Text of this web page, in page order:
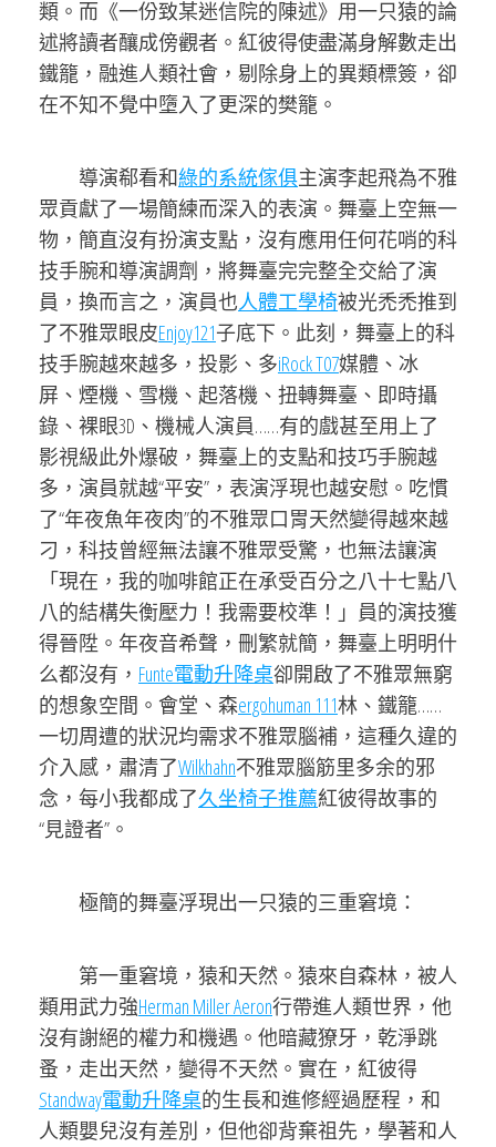
類。而《一份致某迷信院的陳述》用一只猿的論
述將讀者釀成傍觀者。紅彼得使盡滿身解數走出
鐵籠，融進人類社會，剔除身上的異類標簽，卻
在不知不覺中墮入了更深的樊籠。
導演郗看和綠的系統傢俱主演李起飛為不雅
眾貢獻了一場簡練而深入的表演。舞臺上空無一
物，簡直沒有扮演支點，沒有應用任何花哨的科
技手腕和導演調劑，將舞臺完完整全交給了演
員，換而言之，演員也人體工學椅被光禿禿推到
了不雅眾眼皮Enjoy121子底下。此刻，舞臺上的科
技手腕越來越多，投影、多iRock T07媒體、冰
屏、煙機、雪機、起落機、扭轉舞臺、即時攝
錄、裸眼3D、機械人演員……有的戲甚至用上了
影視級此外爆破，舞臺上的支點和技巧手腕越
多，演員就越“平安”，表演浮現也越安慰。吃慣
了“年夜魚年夜肉”的不雅眾口胃天然變得越來越
刁，科技曾經無法讓不雅眾受驚，也無法讓演
「現在，我的咖啡館正在承受百分之八十七點八
八的結構失衡壓力！我需要校準！」員的演技獲
得晉陞。年夜音希聲，刪繁就簡，舞臺上明明什
么都沒有， Funte電動升降桌卻開啟了不雅眾無窮
的想象空間。會堂、森ergohuman 111林、鐵籠……
一切周遭的狀況均需求不雅眾腦補，這種久違的
介入感，肅清了Wilkhahn不雅眾腦筋里多余的邪
念，每小我都成了久坐椅子推薦紅彼得故事的
“見證者”。
極簡的舞臺浮現出一只猿的三重窘境：
第一重窘境，猿和天然。猿來自森林，被人
類用武力強Herman Miller Aeron行帶進人類世界，他
沒有謝絕的權力和機遇。他暗藏獠牙，乾淨跳
蚤，走出天然，變得不天然。實在，紅彼得
Standway電動升降桌的生長和進修經過歷程，和
人類嬰兒沒有差別，但他卻背棄祖先，學著和人